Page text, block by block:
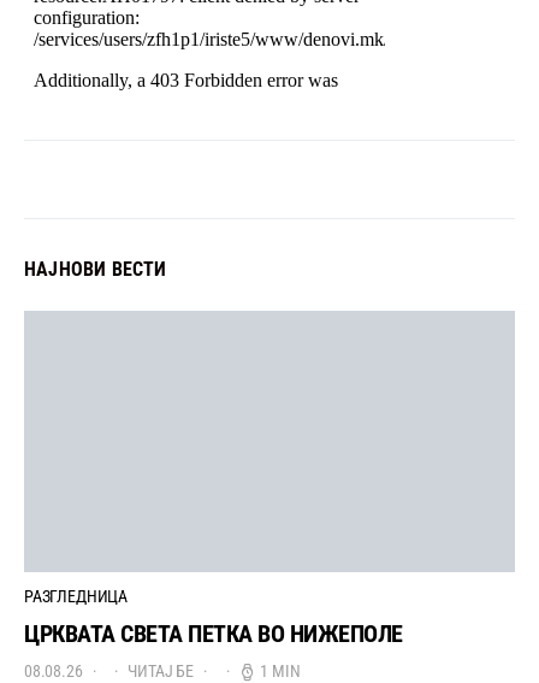
НАЈНОВИ ВЕСТИ
РАЗГЛЕДНИЦА
ЦРКВАТА СВЕТА ПЕТКА ВО НИЖЕПОЛЕ
08.08.26 ЧИТАЈ БЕ 1 MIN